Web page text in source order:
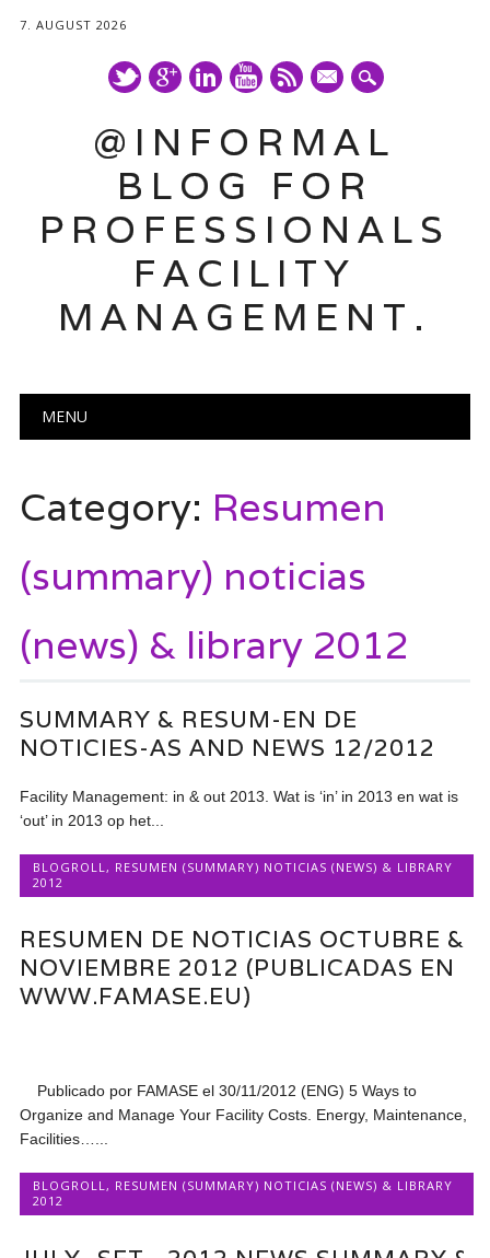
7. AUGUST 2026
mail
@INFORMAL
BLOG FOR
PROFESSIONALS
FACILITY
MANAGEMENT.
Main menu
MENU
Category: Resumen
(summary) noticias
(news) & library 2012
SUMMARY & RESUM-EN DE
NOTICIES-AS AND NEWS 12/2012
Facility Management: in & out 2013. Wat is ‘in’ in 2013 en wat is
‘out’ in 2013 op het...
BLOGROLL, RESUMEN (SUMMARY) NOTICIAS (NEWS) & LIBRARY
2012
RESUMEN DE NOTICIAS OCTUBRE &
NOVIEMBRE 2012 (PUBLICADAS EN
WWW.FAMASE.EU)
Publicado por FAMASE el 30/11/2012 (ENG) 5 Ways to
Organize and Manage Your Facility Costs. Energy, Maintenance,
Facilities…...
BLOGROLL, RESUMEN (SUMMARY) NOTICIAS (NEWS) & LIBRARY
2012